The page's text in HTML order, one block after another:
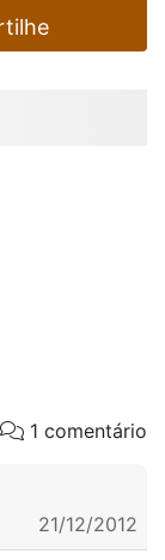
1 comentário
21/12/2012